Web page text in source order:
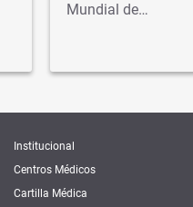
Mundial de…
Institucional
Centros Médicos
Cartilla Médica